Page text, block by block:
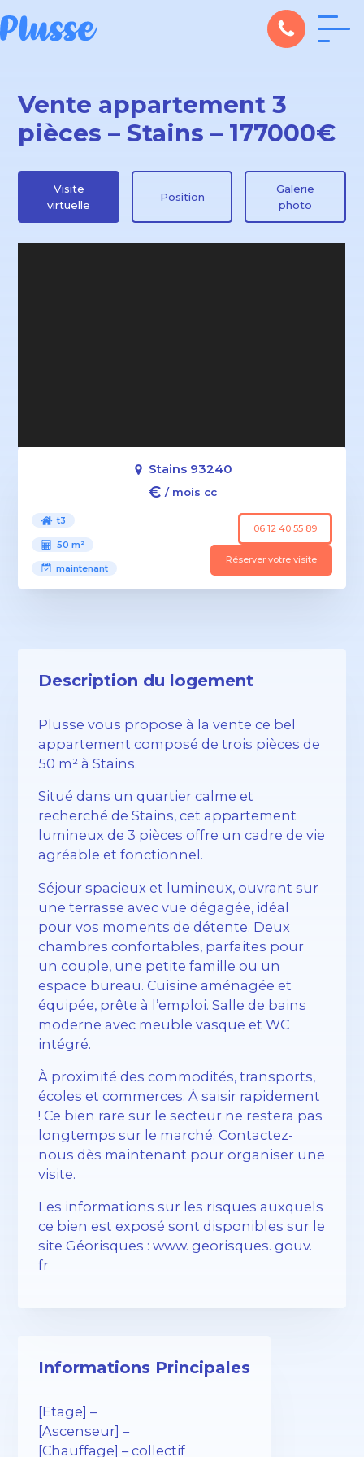
Vente appartement 3
pièces – Stains – 177000€
Visite
virtuelle
Position
Galerie
photo
Stains 93240
€ / mois cc
t3
50 m²
maintenant
06 12 40 55 89
Réserver votre visite
Description du logement
Plusse vous propose à la vente ce bel
appartement composé de trois pièces de
50 m² à Stains.
Situé dans un quartier calme et
recherché de Stains, cet appartement
lumineux de 3 pièces offre un cadre de vie
agréable et fonctionnel.
Séjour spacieux et lumineux, ouvrant sur
une terrasse avec vue dégagée, idéal
pour vos moments de détente. Deux
chambres confortables, parfaites pour
un couple, une petite famille ou un
espace bureau. Cuisine aménagée et
équipée, prête à l’emploi. Salle de bains
moderne avec meuble vasque et WC
intégré.
À proximité des commodités, transports,
écoles et commerces. À saisir rapidement
! Ce bien rare sur le secteur ne restera pas
longtemps sur le marché. Contactez-
nous dès maintenant pour organiser une
visite.
Les informations sur les risques auxquels
ce bien est exposé sont disponibles sur le
site Géorisques : www. georisques. gouv.
fr
Informations Principales
[Etage] –
[Ascenseur] –
[Chauffage] – collectif